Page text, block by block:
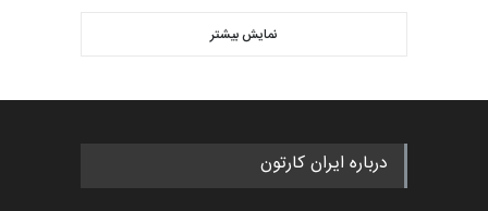
کتابخانۀ ممتا…
مسابقه بین‌المللی کارتون آیدین
دوغان، ترکیه،…
گالری حدود یک ماه قبل
نمایش بیشتر
درباره ایران کارتون